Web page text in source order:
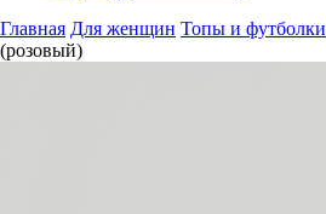
Главная Для женщин Топы и футболки
(розовый)